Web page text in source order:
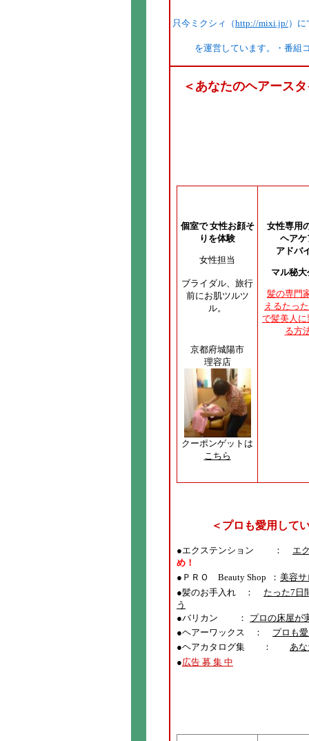
只今ミクシィ（http://mixi.jp/）
を運営しています。・番組
＜あなたのヘアース
個室で 女性お顔そ
りを体験
女性担当
ブライダル、旅行
前にお肌ツルツ
ル。
京都府城陽市
理容店
クーポンゲットは
こちら
女性専用
ヘアケ
アドバ
マル秘大
髪の専門
えるたっ
で髪美人に
る方
＜プロも愛用して
●エクステンション ：
エ
め！
● ＰＲＯ Beauty Shop ： 美容サ
●髪のお手入れ ：
たった7日
う
●バリカン ：
プロの床屋が
●ヘアーワックス ：
プロも
●ヘアカタログ集 ： あ
●広告 募 集 中